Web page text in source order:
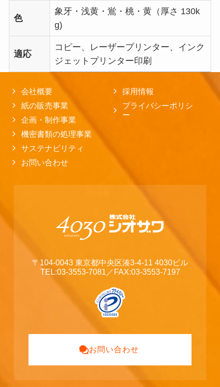
色
象牙・浅黄・鴬・桃・黄（厚さ 130k
g)
適応
コピー、レーザープリンター、インク
ジェットプリンター印刷
会社概要
紙の販売事業
企画・制作事業
機密書類の処理事業
サステナビリティ
お問い合わせ
採用情報
プライバシーポリシ
ー
〒104-0043 東京都中央区湊3-4-11 4030ビル
TEL:03-3553-7081 ／FAX:03-3553-7197
お問い合わせ